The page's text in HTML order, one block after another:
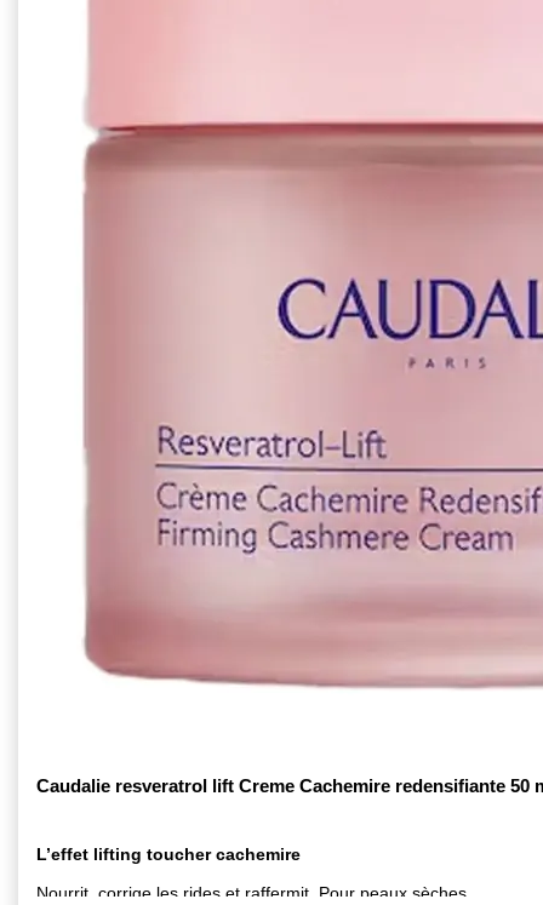
Caudalie resveratrol lift Creme Cachemire redensifiante 50
L’effet lifting toucher cachemire
Nourrit, corrige les rides et raffermit. Pour peaux sèches.